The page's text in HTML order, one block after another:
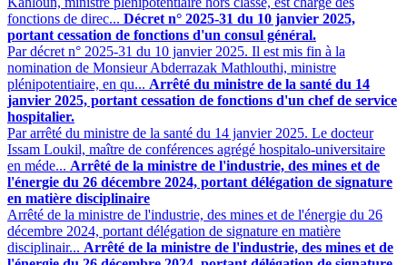
fonctions de direc... Décret n° 2025-31 du 10 janvier 2025,
portant cessation de fonctions d'un consul général.
Par décret n° 2025-31 du 10 janvier 2025. Il est mis fin à la
nomination de Monsieur Abderrazak Mathlouthi, ministre
plénipotentiaire, en qu... Arrêté du ministre de la santé du 14
janvier 2025, portant cessation de fonctions d'un chef de service
hospitalier.
Par arrêté du ministre de la santé du 14 janvier 2025. Le docteur
Issam Loukil, maître de conférences agrégé hospitalo-universitaire
en méde... Arrêté de la ministre de l'industrie, des mines et de
l'énergie du 26 décembre 2024, portant délégation de signature
en matière disciplinaire
Arrêté de la ministre de l'industrie, des mines et de l'énergie du 26
décembre 2024, portant délégation de signature en matière
disciplinair... Arrêté de la ministre de l'industrie, des mines et de